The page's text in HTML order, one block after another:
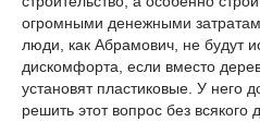
огромными денежными
люди, как Абрамович, не будут
дискомфорта, если вместо
установят пластиковые. У него
решить этот вопрос без